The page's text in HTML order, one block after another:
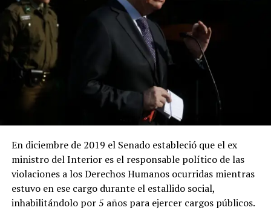
En diciembre de 2019 el Senado estableció que el ex
ministro del Interior es el responsable político de las
violaciones a los Derechos Humanos ocurridas mientras
estuvo en ese cargo durante el estallido social,
inhabilitándolo por 5 años para ejercer cargos públicos.